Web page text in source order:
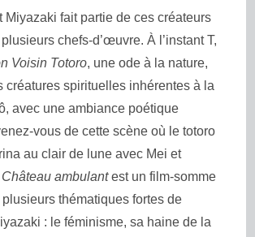
Miyazaki fait partie de ces créateurs
chefs-d’œuvre. À l’instant T,
Voisin Totoro, une ode à la nature,
créatures spirituelles inhérentes à la
avec une ambiance poétique
vous de cette scène où le totoro
au clair de lune avec Mei et
ambulantest un film-somme
thématiques fortes de
: le féminisme, sa haine de la